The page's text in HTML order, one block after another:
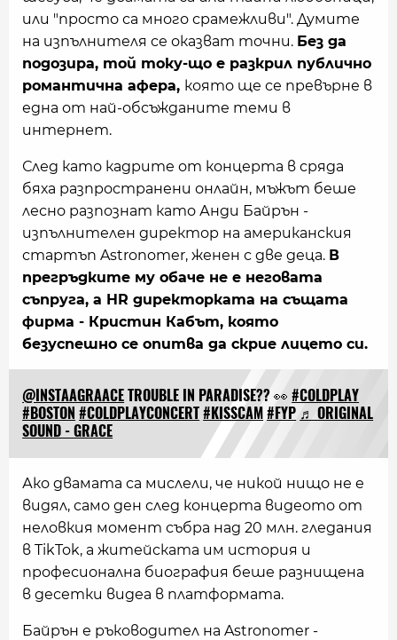
или "просто са много срамежливи". Думите
на изпълнителя се оказват точни. Без да
подозира, той току-що е разкрил публично
романтична афера, която ще се превърне в
една от най-обсъжданите теми в
интернет.
След като кадрите от концерта в сряда
бяха разпространени онлайн, мъжът беше
лесно разпознат като Анди Байрън -
изпълнителен директор на американския
стартъп Astronomer, женен с две деца. В
прегръдките му обаче не е неговата
съпруга, а HR директорката на същата
фирма - Кристин Кабът, която
безуспешно се опитва да скрие лицето си.
@INSTAAGRAACETROUBLE IN PARADISE?? 👀#COLDPLAY
#BOSTON #COLDPLAYCONCERT#KISSCAM#FYP ♬ ORIGINAL
SOUND - GRACE
Ако двамата са мислели, че никой нищо не е
видял, само ден след концерта видеото от
неловкия момент събра над 20 млн. гледания
в TikTok, а житейската им история и
професионална биография беше разнищена
в десетки видеа в платформата.
Байрън е ръководител на Astronomer -